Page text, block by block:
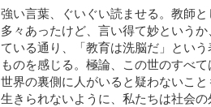
強い言葉、ぐいぐい読ませる。教師
多々あったけど、言い得て妙という
ている通り、「教育は洗脳だ」とい
ものを感じる。極論、この世のすべ
世界の裏側に人がいると疑わないこ
生きられないように、私たちは社会